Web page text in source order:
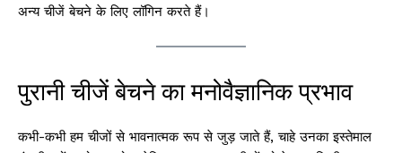
अन्य चीजें बेचने के लिए लॉगिन करते हैं।
पुरानी चीजें बेचने का मनोवैज्ञानिक प्रभाव
कभी-कभी हम चीजों से भावनात्मक रूप से जुड़ जाते हैं, चाहे उनका इस्तेमाल